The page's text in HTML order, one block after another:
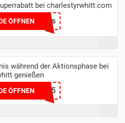
bei charlestyrwhitt.com
ÖFFNENctshirts
während der Aktionsphase bei
genießen
ÖFFNENSUNNY25